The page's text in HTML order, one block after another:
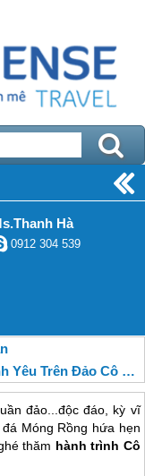
Hà
0912 304 539
Trên Đảo Cô Tô
đảo...độc đáo, kỳ vĩ
Móng Rồng hứa hẹn
thăm hành trình Cô